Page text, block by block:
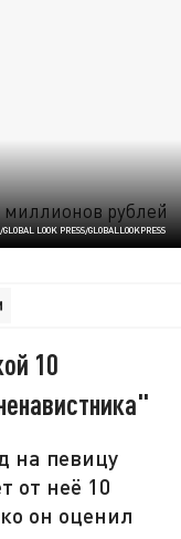
LOOK PRESS/GLOBALLOOKPRESS
10
на певицу
от неё 10
он оценил